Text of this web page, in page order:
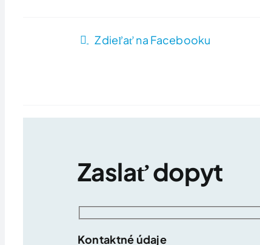
Zdieľať na Facebooku
Zaslať dopyt
Kontaktné údaje